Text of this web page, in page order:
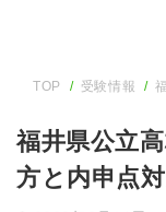
TOP 受験情報
福井県公立
方と内申点